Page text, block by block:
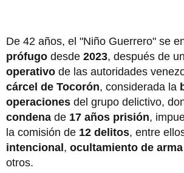
De 42 años, el "Niño Guerrero" se
prófugo desde 2023, después de
operativo de las autoridades
cárcel de Tocorón, considerada la
operaciones del grupo delictivo,
condena de 17 años prisión,
la comisión de 12 delitos, entre
intencional, ocultamiento de
otros.